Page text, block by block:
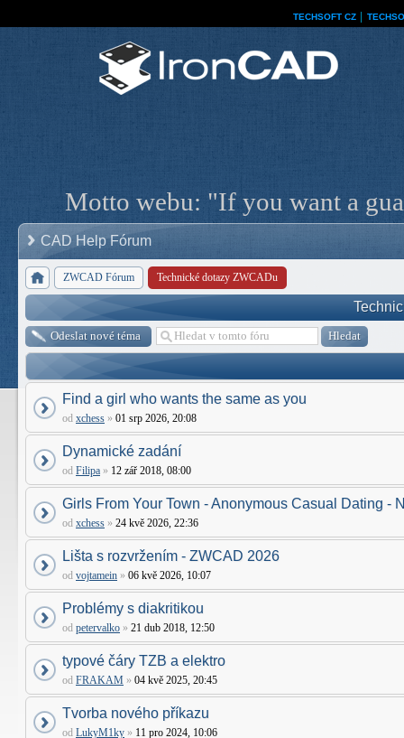
TECHSOFT CZ
Motto webu: "If you want a
CAD Help Fórum
ZWCAD Fórum Technické dotazy ZWCADu
Odeslat nové téma
Find a girl who wants the same as you
od xchess » 01 srp 2026, 20:08
Dynamické zadání
od Filipa » 12 zář 2018, 08:00
Girls From Your Town - Anonymous Casual Dating -
od xchess » 24 kvě 2026, 22:36
Lišta s rozvržením - ZWCAD 2026
od vojtamein » 06 kvě 2026, 10:07
Problémy s diakritikou
od petervalko » 21 dub 2018, 12:50
typové čáry TZB a elektro
od FRAKAM » 04 kvě 2025, 20:45
Tvorba nového příkazu
od LukyM1ky » 11 pro 2024, 10:06